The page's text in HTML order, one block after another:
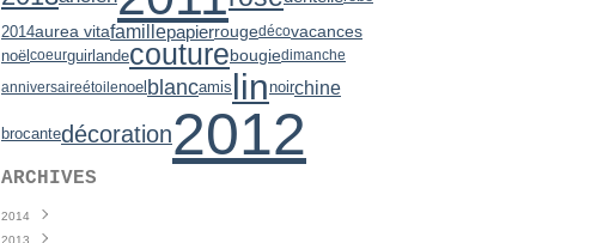
2014aurea vitafamillepapierrougedécovacances
noëlcoeurguirlandecouturebougiedimanche
anniversaireétoilenoel blancamis linnoirchine
brocantedécoration2012
ARCHIVES
2014
Juin
2013